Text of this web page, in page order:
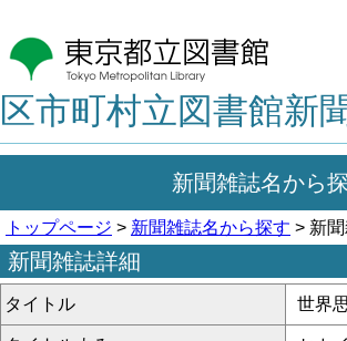
区市町村立図書館新
新聞雑誌名から
トップページ > 新聞雑誌名から探す > 新
新聞雑誌詳細
タイトル 世界